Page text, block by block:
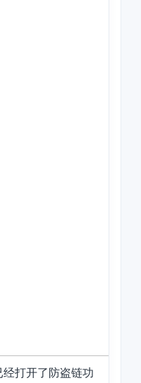
打开了防盗链功